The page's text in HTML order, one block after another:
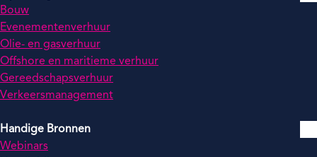
Bouw
Evenementenverhuur
Olie- en gasverhuur
Offshore en maritieme verhuur
Gereedschapsverhuur
Verkeersmanagement
Handige Bronnen
Webinars